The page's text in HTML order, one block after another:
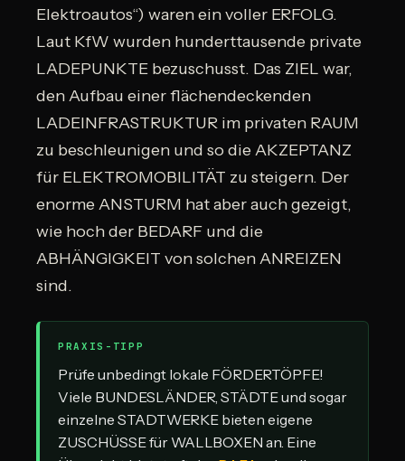
Elektroautos“) waren ein voller ERFOLG.
Laut KfW wurden hunderttausende private
LADEPUNKTE bezuschusst. Das ZIEL war,
den Aufbau einer flächendeckenden
LADEINFRASTRUKTUR im privaten RAUM
zu beschleunigen und so die AKZEPTANZ
für ELEKTROMOBILITÄT zu steigern. Der
enorme ANSTURM hat aber auch gezeigt,
wie hoch der BEDARF und die
ABHÄNGIGKEIT von solchen ANREIZEN
sind.
PRAXIS-TIPP
Prüfe unbedingt lokale FÖRDERTÖPFE!
Viele BUNDESLÄNDER, STÄDTE und sogar
einzelne STADTWERKE bieten eigene
ZUSCHÜSSE für WALLBOXEN an. Eine